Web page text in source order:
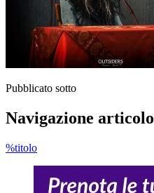
Pubblicato sotto
Navigazione articolo
%titolo